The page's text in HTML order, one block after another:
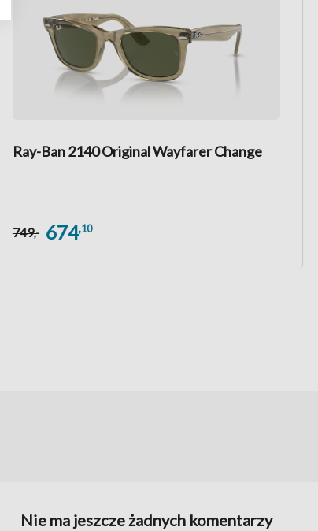
Ray-Ban 2140 Original Wayfarer Change
749,- 674,10
Nie ma jeszcze żadnych komentarzy